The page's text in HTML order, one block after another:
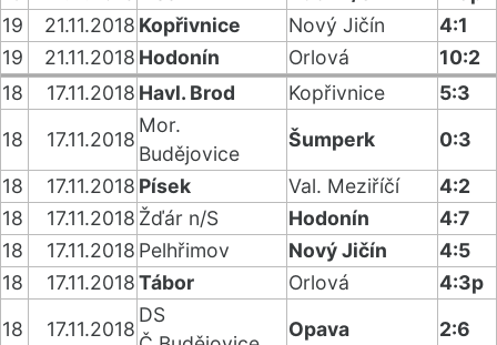
19
21.11.2018 Kopřivnice Nový Jičín
4:1
19
21.11.2018 Hodonín Orlová
10:2
18
17.11.2018 Havl. Brod Kopřivnice
5:3
18
17.11.2018
Mor.
Budějovice
Šumperk
0:3
18
17.11.2018 Písek Val. Meziříčí
4:2
18
17.11.2018 Žďár n/S Hodonín
4:7
18
17.11.2018 Pelhřimov Nový Jičín
4:5
18
17.11.2018Tábor Orlová
4:3p
18
17.11.2018
DS
Opava 2:6